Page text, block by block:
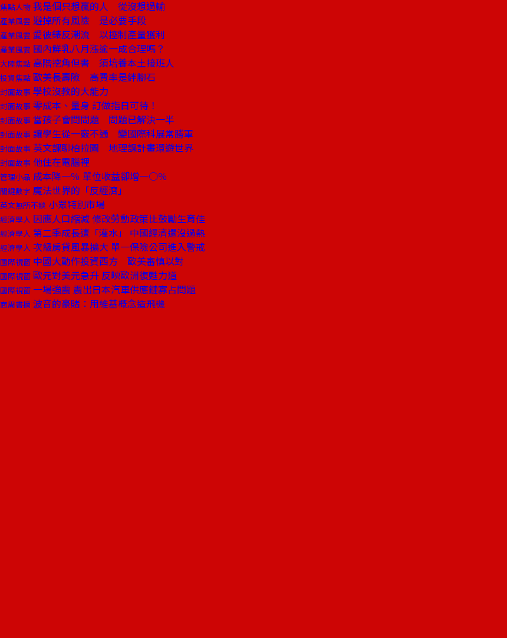
焦點人物 我是個只想贏的人 從沒想過輸
產業風雲 避掉所有風險 是必要手段
產業風雲 愛彼錶反潮流 以控制產量獲利
產業風雲 國內鮮乳八月漲逾一成合理嗎？
大陸焦點 高階挖角但書 須培養本土接班人
投資焦點 歐美長壽險 高費率是絆腳石
封面故事 學校沒教的大能力
封面故事 零成本、量身 訂做指日可待！
封面故事 當孩子會問問題 問題已解決一半
封面故事 讓學生從一竅不通 變國際科展常勝軍
封面故事 英文課聊柏拉圖 地理課計畫環遊世界
封面故事 他住在電腦裡
管理小品 成本降一％ 單位收益卻增一○％
關鍵數字 魔法世界的「反經濟」
英文無所不談 小眾特別市場
經濟學人 因應人口縮減 修改勞動政策比鼓勵生育佳
經濟學人 第二季成長遭「灌水」 中國經濟還沒過熱
經濟學人 次級房貸風暴擴大 單一保險公司進入警戒
國際視窗 中國大動作投資西方 歐美審慎以對
國際視窗 歐元對美元急升 反映歐洲復甦力道
國際視窗 一場強震 震出日本汽車供應鏈寡占問題
商周書摘 波音的豪賭：用維基概念造飛機